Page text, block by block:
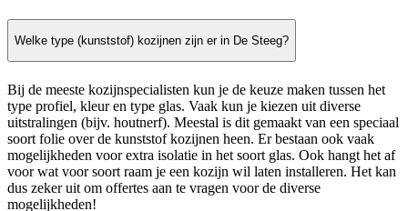
Welke type (kunststof) kozijnen zijn er in De Steeg?
Bij de meeste kozijnspecialisten kun je de keuze maken tussen het
type profiel, kleur en type glas. Vaak kun je kiezen uit diverse
uitstralingen (bijv. houtnerf). Meestal is dit gemaakt van een speciaal
soort folie over de kunststof kozijnen heen. Er bestaan ook vaak
mogelijkheden voor extra isolatie in het soort glas. Ook hangt het af
voor wat voor soort raam je een kozijn wil laten installeren. Het kan
dus zeker uit om offertes aan te vragen voor de diverse
mogelijkheden!